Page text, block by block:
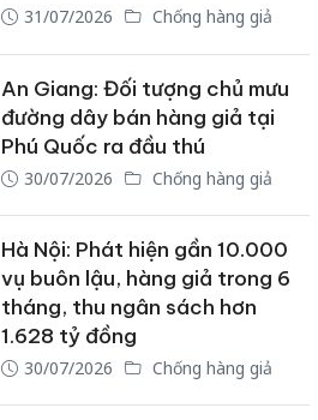
31/07/2026 Chống hàng giả
An Giang: Đối tượng chủ mưu
đường dây bán hàng giả tại
Phú Quốc ra đầu thú
30/07/2026 Chống hàng giả
Hà Nội: Phát hiện gần 10.000
vụ buôn lậu, hàng giả trong 6
tháng, thu ngân sách hơn
1.628 tỷ đồng
30/07/2026 Chống hàng giả